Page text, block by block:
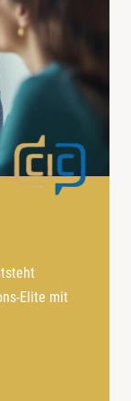
Elite mit